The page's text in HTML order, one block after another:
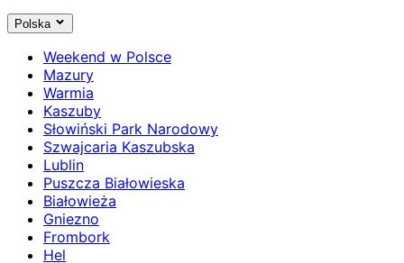
Polska
Weekend w Polsce
Mazury
Warmia
Kaszuby
Słowiński Park Narodowy
Szwajcaria Kaszubska
Lublin
Puszcza Białowieska
Białowieża
Gniezno
Frombork
Hel